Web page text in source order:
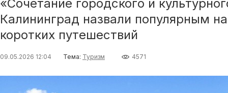
«Сочетание городского и
Калининград назвали популярным
коротких путешествий
09.05.2026 12:04 Тема: Туризм 4571